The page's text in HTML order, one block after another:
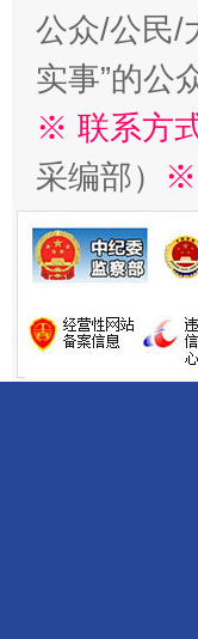
公众/公民/
实事”的公
※ 联系方
采编部） ※